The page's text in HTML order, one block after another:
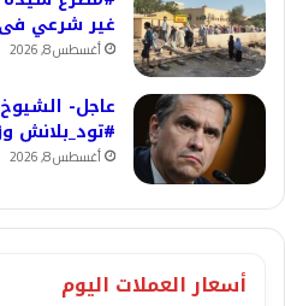
غير شرعي
أغسطس 8, 2026
عاجل-
#تود_بلانش
أغسطس 8, 2026
أسعار العملات اليوم